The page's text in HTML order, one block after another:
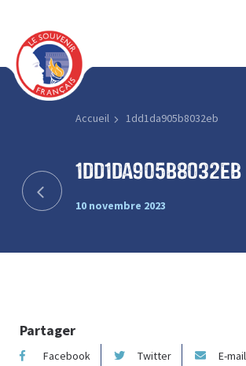
Accueil 1dd1da905b8032eb
1dd1da905b8032eb
10 novembre 2023
Partager
Facebook Twitter E-mail